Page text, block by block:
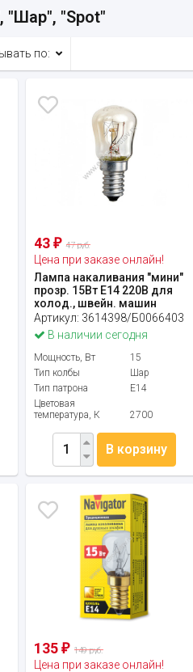
"Шар", "Spot"
по:
43₽ 47 руб.
Цена при заказе онлайн!
Лампа накаливания "мини"
прозр. 15Вт Е14 220В для
холод., швейн. машин
Артикул: 3614398/Б0066403
В наличии сегодня
Мощность, Вт
15
Тип колбы
Шар
Тип патрона
E14
Цветовая
температура, К
2700
В корзину
135₽ 149 руб.
Цена при заказе онлайн!